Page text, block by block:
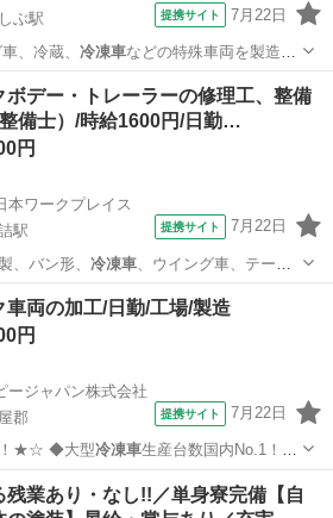
ぶ駅
提携サイト 7月22日
ング車、冷蔵、 冷凍車などの特殊車両を製造し
他
ボデー・トレーラーの修理工、整備
備士）/時給1600円/日勤…
円
本ワークプレイス
駅
提携サイト 7月22日
、バン形、 冷凍車、ウイング車、テール
工場
車両の加工/日勤/工場/製造
円
ージャパン株式会社
郡
提携サイト 7月22日
！★☆ ◆大型冷凍車生産台数国内No.1！！
残業あり・なし!!／単身寮完備【自